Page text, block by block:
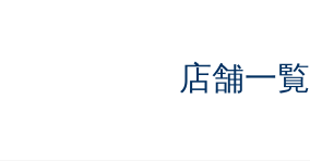
抗ウイルス・抗菌製品
LinkedIn店舗一覧